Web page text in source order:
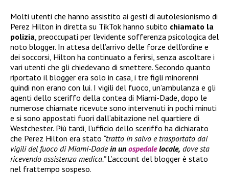
Molti utenti che hanno assistito ai gesti di autolesionismo di
Perez Hilton in diretta su TikTok hanno subito chiamato la
polizia, preoccupati per l’evidente sofferenza psicologica del
noto blogger. In attesa dell’arrivo delle forze dell’ordine e
dei soccorsi, Hilton ha continuato a ferirsi, senza ascoltare i
vari utenti che gli chiedevano di smettere. Secondo quanto
riportato il blogger era solo in casa, i tre figli minorenni
quindi non erano con lui. I vigili del fuoco, un’ambulanza e gli
agenti dello sceriffo della contea di Miami-Dade, dopo le
numerose chiamate ricevute sono intervenuti in pochi minuti
e si sono appostati fuori dall’abitazione nel quartiere di
Westchester. Più tardi, l’ufficio dello sceriffo ha dichiarato
che Perez Hilton era stato “tratto in salvo e trasportato dai
vigili del fuoco di Miami-Dadein un ospedalelocale, dove sta
ricevendo assistenza medica.”L’account del blogger è stato
nel frattempo sospeso.